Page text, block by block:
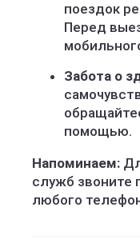
поездок
Перед
Забота о
помощью.
Напоминаем:
служб звоните
любого